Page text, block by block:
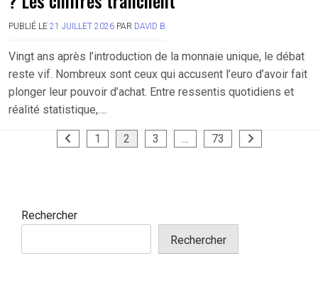
PUBLIÉ LE 21 JUILLET 2026 PAR DAVID B
Vingt ans après l’introduction de la monnaie unique, le débat
reste vif. Nombreux sont ceux qui accusent l’euro d’avoir fait
plonger leur pouvoir d’achat. Entre ressentis quotidiens et
réalité statistique,….
Pagination
1 2 3 … 73
Rechercher
Rechercher